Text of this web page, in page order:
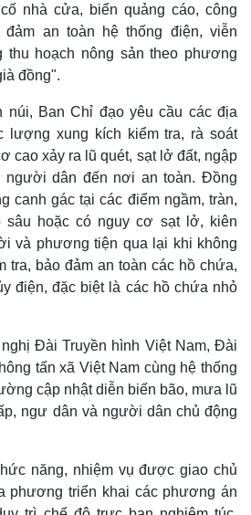
Multimedia
E-Magazine
Infographic
nhà cửa, biển quảng cáo, công
đảm an toàn hệ thống điện, viễn
thu hoạch nông sản theo phương
đồng".
Ban Chỉ đạo yêu cầu các địa
lượng xung kích kiểm tra, rà soát
cao xảy ra lũ quét, sạt lở đất, ngập
người dân đến nơi an toàn. Đồng
canh gác tại các điểm ngầm, tràn,
sâu hoặc có nguy cơ sạt lở, kiên
và phương tiện qua lại khi không
tra, bảo đảm an toàn các hồ chứa,
điện, đặc biệt là các hồ chứa nhỏ
Đài Truyền hình Việt Nam, Đài
tấn xã Việt Nam cùng hệ thống
cập nhật diễn biến bão, mưa lũ
ngư dân và người dân chủ động
năng, nhiệm vụ được giao chủ
phương triển khai các phương án